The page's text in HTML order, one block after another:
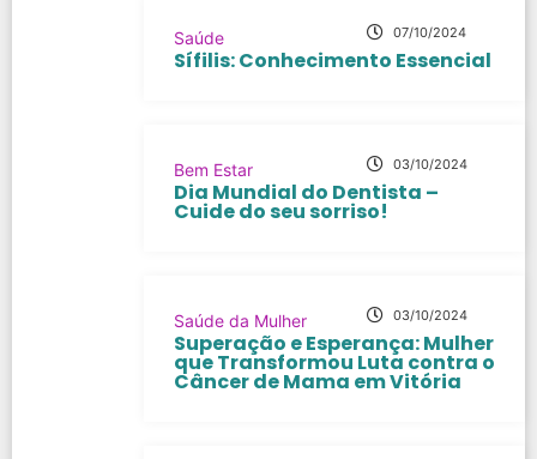
Saúde 07/10/2024
Sífilis: Conhecimento Essencial
Bem Estar 03/10/2024
Dia Mundial do Dentista –
Cuide do seu sorriso!
Saúde da Mulher 03/10/2024
Superação e Esperança: Mulher
que Transformou Luta contra o
Câncer de Mama em Vitória